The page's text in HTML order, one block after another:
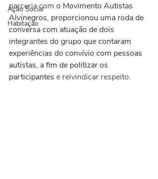
Ação Social
Habitação
parceria com o Movimento Autistas
Alvinegros, proporcionou uma roda de
conversa com atuação de dois
integrantes do grupo que contaram
experiências do convívio com pessoas
autistas, a fim de politizar os
participantes e reivindicar respeito.